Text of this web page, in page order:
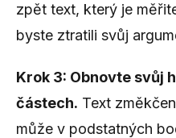
zpět text, který je
byste ztratili svůj
Krok 3: Obnovte svůj
částech. Text
může v podstatných